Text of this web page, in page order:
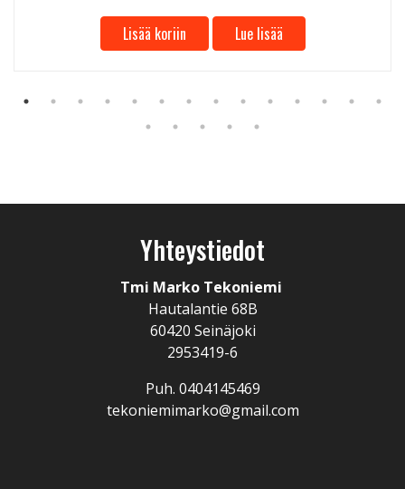
Lisää koriin Lue lisää
Yhteystiedot
Tmi Marko Tekoniemi
Hautalantie 68B
60420 Seinäjoki
2953419-6
Puh. 0404145469
tekoniemimarko@gmail.com